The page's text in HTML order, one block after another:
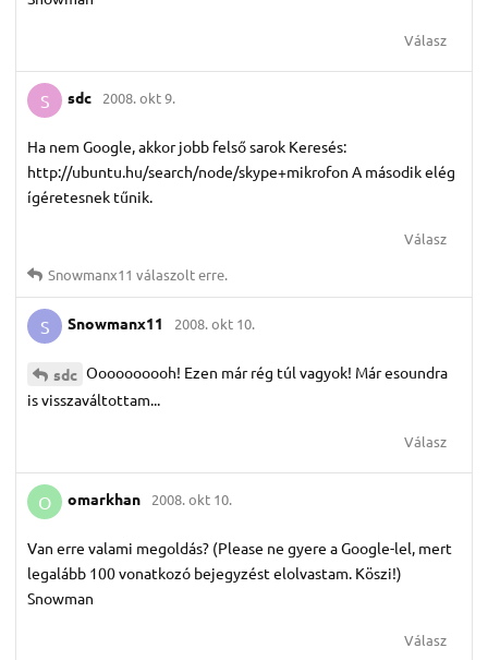
Válasz
S sdc 2008. okt 9.
Ha nem Google, akkor jobb felső sarok Keresés:
http://ubuntu.hu/search/node/skype+mikrofon A második elég
ígéretesnek tűnik.
Válasz
Snowmanx11 válaszolt erre.
S Snowmanx11 2008. okt 10.
sdc Oooooooooh! Ezen már rég túl vagyok! Már esoundra
is visszaváltottam...
Válasz
O omarkhan 2008. okt 10.
Van erre valami megoldás? (Please ne gyere a Google-lel, mert
legalább 100 vonatkozó bejegyzést elolvastam. Köszi!)
Snowman
Válasz